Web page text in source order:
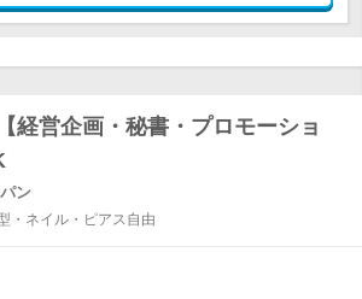
経営企画・秘書・プロモーショ
ン
ネイル・ピアス自由